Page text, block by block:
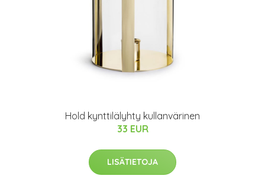
Hold kynttilälyhty kullanvärinen
33 EUR
LISÄTIETOJA